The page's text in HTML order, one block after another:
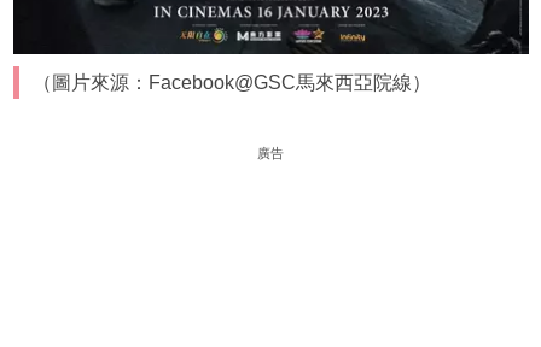
（圖片來源：Facebook@GSC馬來西亞院線）
廣告